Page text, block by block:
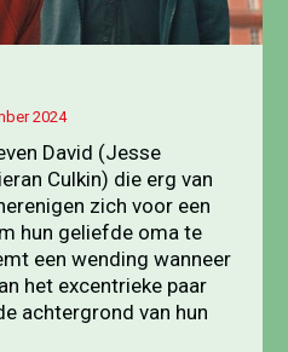
2024
David (Jesse
Culkin) die erg van
zich voor een
hun geliefde oma te
een wending wanneer
het excentrieke paar
achtergrond van hun